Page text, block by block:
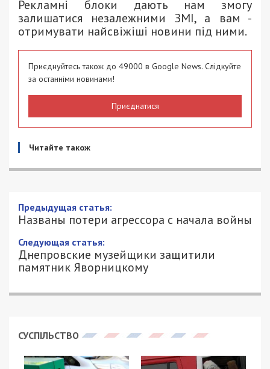
Рекламні блоки дають нам змогу
залишатися незалежними ЗМІ, а вам -
отримувати найсвіжіші новини під ними.
Приєднуйтесь також до 49000 в Google News. Слідкуйте
за останніми новинами!
Приєднатися
Читайте також
Предыдущая статья:
Названы потери агрессора с начала войны
Следующая статья:
Днепровские музейщики защитили
памятник Яворницкому
СУСПІЛЬСТВО